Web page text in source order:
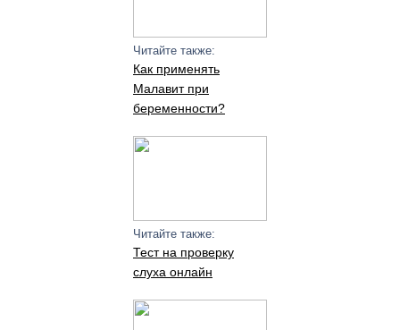
Читайте также:
Как применять
Малавит при
беременности?
Читайте также:
Тест на проверку
слуха онлайн